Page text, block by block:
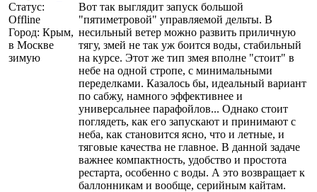
Статус:
Offline
Город: Крым,
в Москве
зимую
Вот так выглядит запуск большой
"пятиметровой" управляемой дельты. В
несильный ветер можно развить приличную
тягу, змей не так уж боится воды, стабильный
на курсе. Этот же тип змея вполне "стоит" в
небе на одной стропе, с минимальными
переделками. Казалось бы, идеальный вариант
по сабжу, намного эффективнее и
универсальнее парафойлов... Однако стоит
поглядеть, как его запускают и принимают с
неба, как становится ясно, что и летные, и
тяговые качества не главное. В данной задаче
важнее компактность, удобство и простота
рестарта, особенно с воды. А это возвращает к
баллонникам и вообще, серийным кайтам.